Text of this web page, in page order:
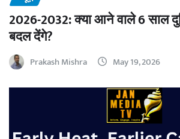
2026-2032: क्या आने वाले 6 साल
बदल देंगे?
Prakash Mishra May 19, 2026